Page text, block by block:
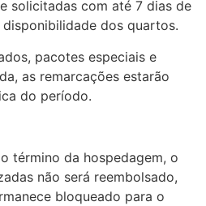
solicitadas com até 7 dias de
dos quartos.
pacotes especiais e
as remarcações estarão
do período.
término da hospedagem, o
não será reembolsado,
bloqueado para o